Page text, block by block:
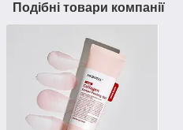
Подібні товари компанії